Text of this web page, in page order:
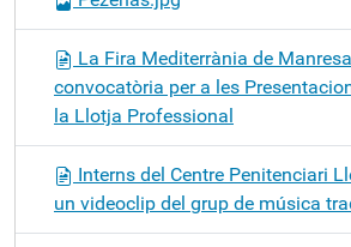
La Fira Mediterrània de
convocatòria per a les
la Llotja Professional
Interns del Centre Penitenciari
un videoclip del grup de música